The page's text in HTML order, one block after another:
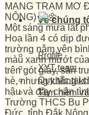
Về chúng
Profile
XYT team
Quy tắc tài
Tâm niệm
MANG TRẠM MƠ
NÔNG)
Một sáng mưa lất
Hoa lần 4 có dịp
trường nằm yên
màu xanh mướt
trên gót giày, sân
hè, nhưng không
hậu và đầy chân
Trường THCS Bu
Đức, tỉnh Đắk